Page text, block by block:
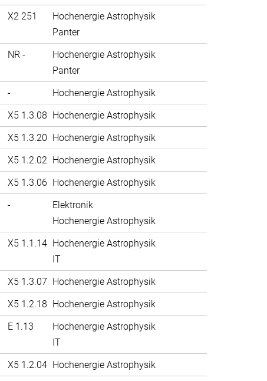
X2 251
Hochenergie Astrophysik
Panter
NR -
Hochenergie Astrophysik
Panter
-
Hochenergie Astrophysik
X5 1.3.08 Hochenergie Astrophysik
X5 1.3.20 Hochenergie Astrophysik
X5 1.2.02 Hochenergie Astrophysik
X5 1.3.06 Hochenergie Astrophysik
-
Elektronik
Hochenergie Astrophysik
X5 1.1.14 Hochenergie Astrophysik
IT
X5 1.3.07 Hochenergie Astrophysik
X5 1.2.18 Hochenergie Astrophysik
E 1.13
Hochenergie Astrophysik
IT
X5 1.2.04 Hochenergie Astrophysik